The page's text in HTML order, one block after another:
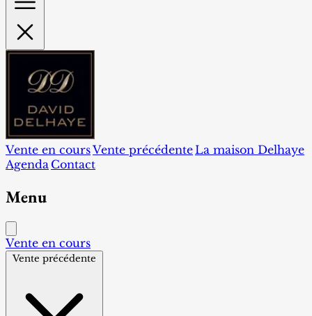
Vente en coursVente précédente La maison Delhaye
Agenda Contact
Menu
Vente en cours
Vente précédente